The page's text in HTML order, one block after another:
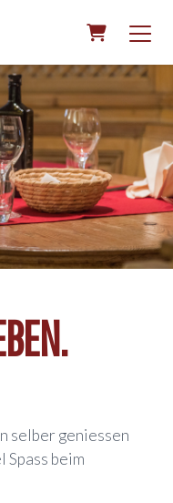
selber geniessen
beim